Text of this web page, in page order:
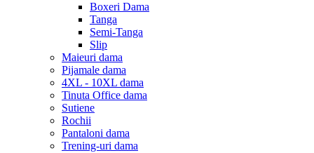
Boxeri Dama
Tanga
Semi-Tanga
Slip
Maieuri dama
Pijamale dama
4XL - 10XL dama
Tinuta Office dama
Sutiene
Rochii
Pantaloni dama
Trening-uri dama